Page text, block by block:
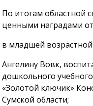
По итогам областной
ценными наградами
в младшей возрастной
Ангелину Вовк,
дошкольного
«Золотой ключик»
Сумской области;